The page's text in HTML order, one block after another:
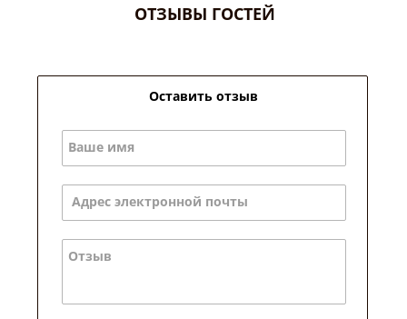
Оставить отзыв
Ваше имя
Адрес электронной почты
Отзыв
ОТЗЫВЫ ГОСТЕЙ